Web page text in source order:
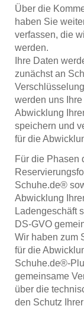
Über die
haben Sie
verfassen, die
werden.
Ihre Daten
zunächst an
werden uns
Abwicklung
speichern und
für die
Für die Phasen
Schuhe.de®
Abwicklung
Ladengeschäft
DS-GVO
Wir haben zum
für die
Schuhe.de®-
gemeinsame
über die
den Schutz